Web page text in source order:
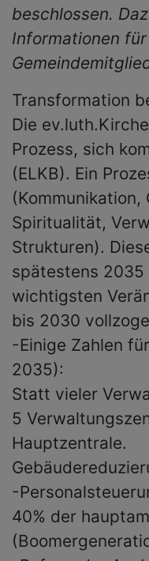
beschlossen.
Informationen
Transformation
Die
Prozess, sich
(ELKB). Ein
(Kommunikation,
Spiritualität,
Strukturen).
spätestens 2035
wichtigsten
bis 2030
-Einige Zahlen
2035):
Statt vieler
5
Hauptzentrale.
-
40% der